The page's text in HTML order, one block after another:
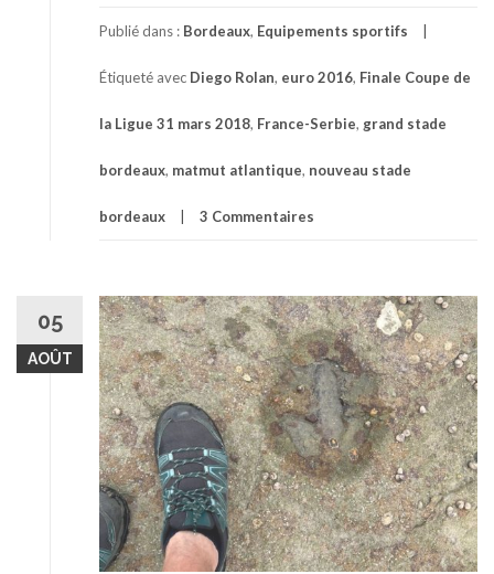
Publié dans : Bordeaux, Equipements sportifs
Étiqueté avec Diego Rolan, euro 2016, Finale Coupe de
la Ligue 31 mars 2018, France-Serbie, grand stade
bordeaux, matmut atlantique, nouveau stade
bordeaux 3 Commentaires
05
AOÛT